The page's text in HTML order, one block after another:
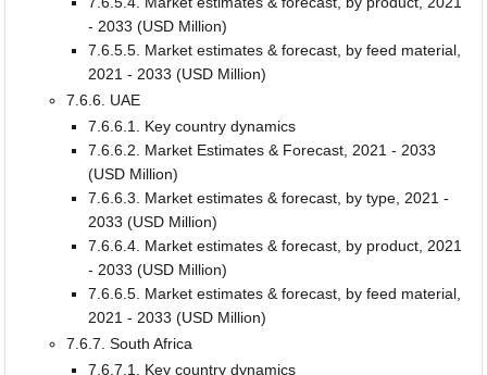
- 2033 (USD Million)
7.6.5.5. Market estimates & forecast, by feed material,
2021 - 2033 (USD Million)
7.6.6. UAE
7.6.6.1. Key country dynamics
7.6.6.2. Market Estimates & Forecast, 2021 - 2033
(USD Million)
7.6.6.3. Market estimates & forecast, by type, 2021 -
2033 (USD Million)
7.6.6.4. Market estimates & forecast, by product, 2021
- 2033 (USD Million)
7.6.6.5. Market estimates & forecast, by feed material,
2021 - 2033 (USD Million)
7.6.7. South Africa
7.6.7.1. Key country dynamics